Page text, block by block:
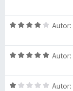
n
5
O
n
4
Autor:
O
n
Autor:
O
Autor: